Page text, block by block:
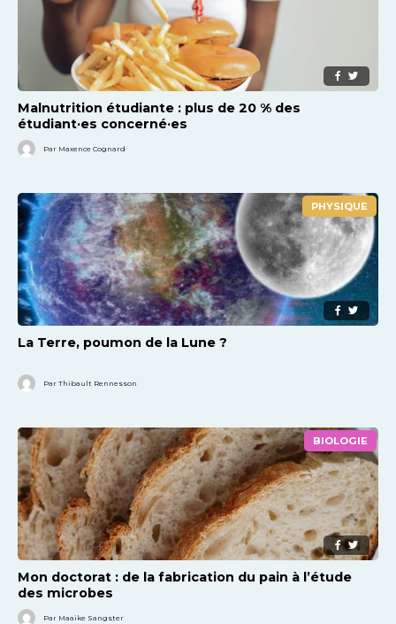
Malnutrition étudiante : plus de 20 % des
étudiant·es concerné·es
Par Maxence Cognard
PHYSIQUE
La Terre, poumon de la Lune ?
Par Thibault Rennesson
BIOLOGIE
Mon doctorat : de la fabrication du pain à l’étude
des microbes
Par Maaike Sangster